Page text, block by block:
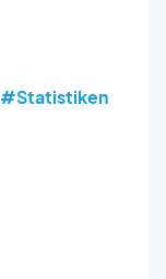
#Statistiken